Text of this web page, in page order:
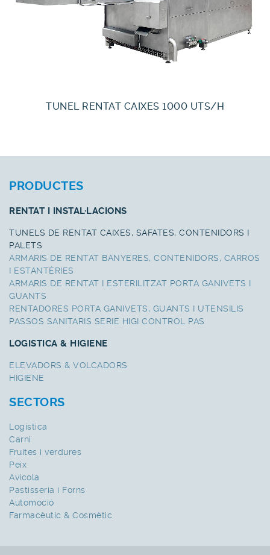
TUNEL RENTAT CAIXES 1000 UTS/H
PRODUCTES
RENTAT I INSTAL·LACIONS
TUNELS DE RENTAT CAIXES, SAFATES, CONTENIDORS I
PALETS
ARMARIS DE RENTAT BANYERES, CONTENIDORS, CARROS
I ESTANTÈRIES
ARMARIS DE RENTAT I ESTERILITZAT PORTA GANIVETS I
GUANTS
RENTADORES PORTA GANIVETS, GUANTS I UTENSILIS
PASSOS SANITARIS SERIE HIGI CONTROL PAS
LOGISTICA & HIGIENE
ELEVADORS & VOLCADORS
HIGIENE
SECTORS
Logistica
Carni
Fruites i verdures
Peix
Avícola
Pastisseria i Forns
Automoció
Farmacèutic & Cosmètic